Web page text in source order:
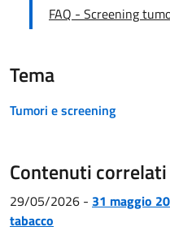
FAQ - Screening
Tema
Tumori e screening
Contenuti correlati
29/05/2026 - 31 maggio
tabacco